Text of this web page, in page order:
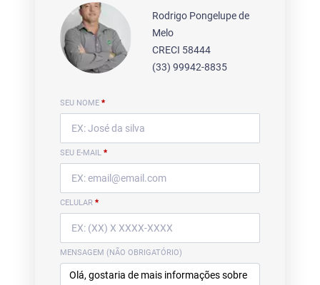
Rodrigo Pongelupe de
Melo
CRECI 58444
(33) 99942-8835
SEU NOME *
SEU E-MAIL *
CELULAR *
MENSAGEM (NÃO OBRIGATÓRIO)